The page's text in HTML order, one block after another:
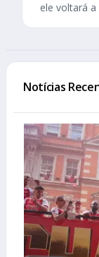
ele voltará
Notícias